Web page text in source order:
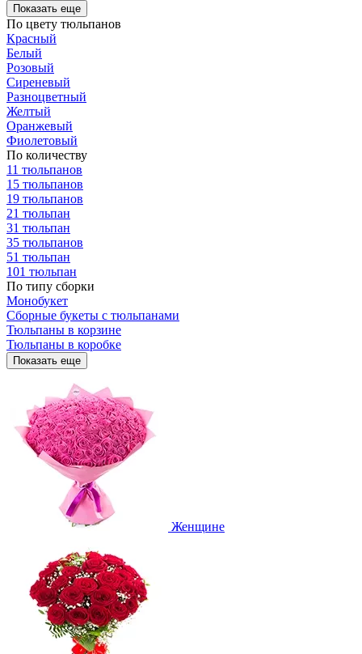
Показать еще
По цвету тюльпанов
Красный
Белый
Розовый
Сиреневый
Разноцветный
Желтый
Оранжевый
Фиолетовый
По количеству
11 тюльпанов
15 тюльпанов
19 тюльпанов
21 тюльпан
31 тюльпан
35 тюльпанов
51 тюльпан
101 тюльпан
По типу сборки
Монобукет
Сборные букеты с тюльпанами
Тюльпаны в корзине
Тюльпаны в коробке
Показать еще
Женщине